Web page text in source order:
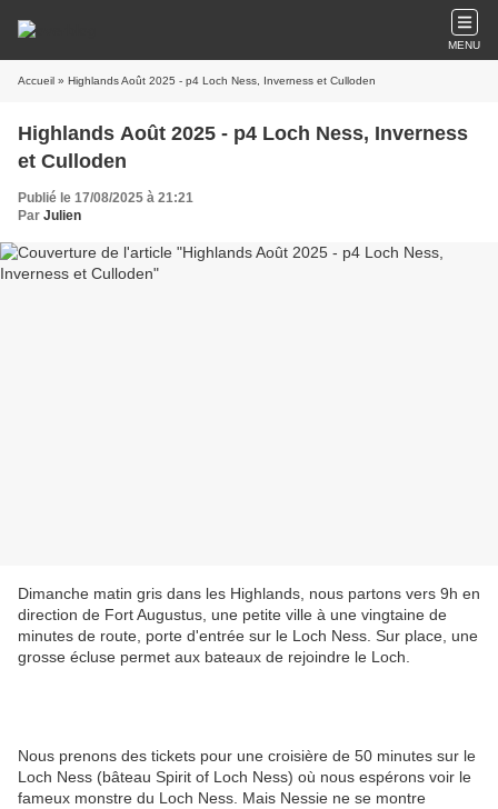
MENU
Accueil » Highlands Août 2025 - p4 Loch Ness, Inverness et Culloden
Highlands Août 2025 - p4 Loch Ness, Inverness
et Culloden
Publié le 17/08/2025 à 21:21
Par Julien
Dimanche matin gris dans les Highlands, nous partons vers 9h en
direction de Fort Augustus, une petite ville à une vingtaine de
minutes de route, porte d'entrée sur le Loch Ness. Sur place, une
grosse écluse permet aux bateaux de rejoindre le Loch.
Nous prenons des tickets pour une croisière de 50 minutes sur le
Loch Ness (bâteau Spirit of Loch Ness) où nous espérons voir le
fameux monstre du Loch Ness. Mais Nessie ne se montre